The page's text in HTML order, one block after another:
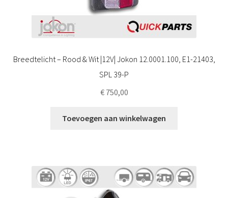
Breedtelicht – Rood & Wit |12V| Jokon 12.0001.100, E1-21403,
SPL 39-P
€750,00
Toevoegen aan winkelwagen